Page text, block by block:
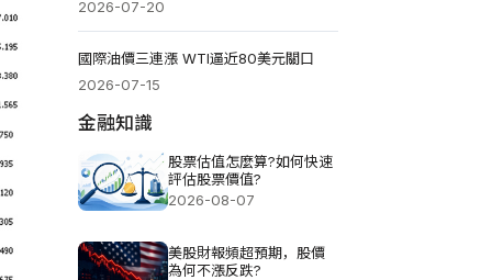
2026-07-20
國際油價三連漲 WTI逼近80美元關口
2026-07-15
金融知識
股票估值怎麼算?如何快速
評估股票價值?
2026-08-07
美股財報頻超預期，股價
為何不漲反跌?